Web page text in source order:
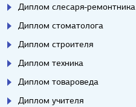
Диплом слесаря-ремонтника
Диплом стоматолога
Диплом строителя
Диплом техника
Диплом товароведа
Диплом учителя